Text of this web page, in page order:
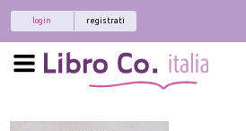
registrati
login